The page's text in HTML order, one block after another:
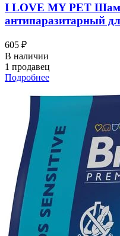
I LOVЕ MY PET
антипаразитарный
605 ₽
В наличии
1 продавец
Подробнее